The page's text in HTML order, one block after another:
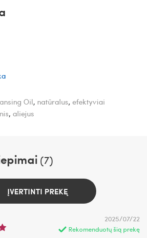
Oil, natūralus, efektyviai
, aliejus
(7)
ĮVERTINTI PREKĘ
Rekomenduotų šią prekę
2025/07/22